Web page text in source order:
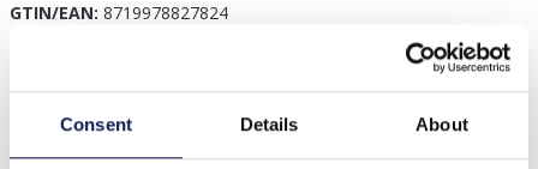
Consent Details About
GTIN/EAN: 8719978827824
Introductie van de C-E16.2 B2567-069G roestvrijstalen